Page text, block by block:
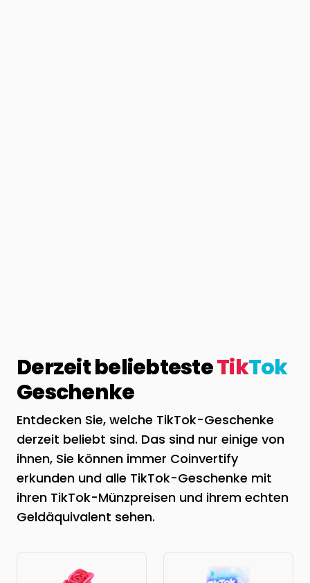
Derzeit beliebtesteTikTok
Geschenke
Entdecken Sie, welche TikTok-Geschenke
derzeit beliebt sind. Das sind nur einige von
ihnen, Sie können immer Coinvertify
erkunden und alle TikTok-Geschenke mit
ihren TikTok-Münzpreisen und ihrem echten
Geldäquivalent sehen.